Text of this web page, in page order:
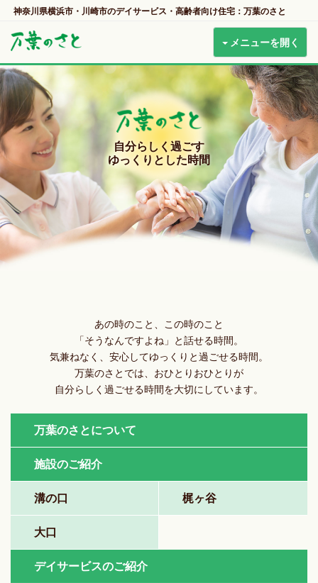
神奈川県横浜市・川崎市のデイサービス・高齢者向け住宅：万葉のさと
メニューを開く
自分らしく過ごす
ゆっくりとした時間
あの時のこと、この時のこと
「そうなんですよね」と話せる時間。
気兼ねなく、安心してゆっくりと過ごせる時間。
万葉のさとでは、おひとりおひとりが
自分らしく過ごせる時間を大切にしています。
万葉のさとについて
施設のご紹介
溝の口 梶ヶ谷
大口
デイサービスのご紹介